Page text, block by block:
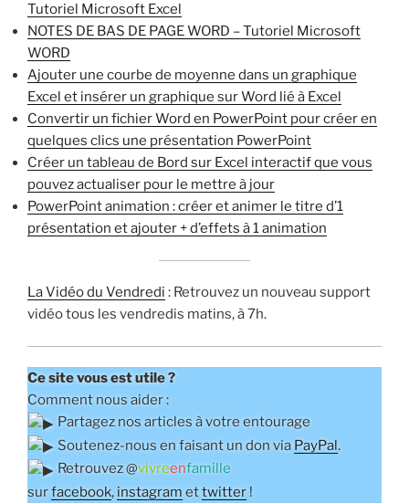
Tutoriel Microsoft Excel
NOTES DE BAS DE PAGE WORD – Tutoriel Microsoft
WORD
Ajouter une courbe de moyenne dans un graphique
Excel et insérer un graphique sur Word lié à Excel
Convertir un fichier Word en PowerPoint pour créer en
quelques clics une présentation PowerPoint
Créer un tableau de Bord sur Excel interactif que vous
pouvez actualiser pour le mettre à jour
PowerPoint animation : créer et animer le titre d’1
présentation et ajouter + d’effets à 1 animation
La Vidéo du Vendredi : Retrouvez un nouveau support
vidéo tous les vendredis matins, à 7h.
Ce site vous est utile ?
Comment nous aider :
Partagez nos articles à votre entourage
Soutenez-nous en faisant un don via PayPal.
Retrouvez @vivreenfamille
surfacebook, instagram ettwitter !